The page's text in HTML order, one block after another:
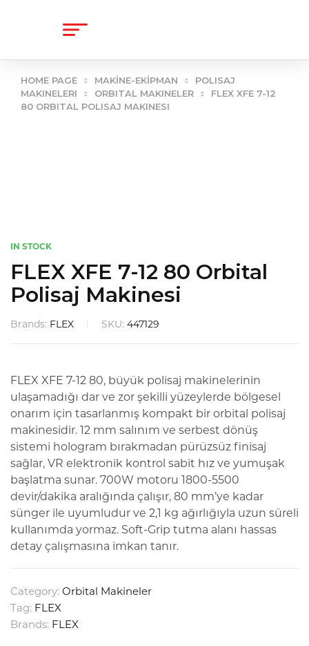
HOME PAGE MAKİNE-EKİPMAN
POLISAJ
MAKINELERI
ORBITAL MAKINELER
FLEX XFE 7-12
80 ORBITAL POLISAJ MAKINESI
IN STOCK
FLEX XFE 7-12 80 Orbital
Polisaj Makinesi
Brands: FLEX SKU: 447129
FLEX XFE 7-12 80, büyük polisaj makinelerinin
ulaşamadığı dar ve zor şekilli yüzeylerde bölgesel
onarım için tasarlanmış kompakt bir orbital polisaj
makinesidir. 12 mm salınım ve serbest dönüş
sistemi hologram bırakmadan pürüzsüz finisaj
sağlar, VR elektronik kontrol sabit hız ve yumuşak
başlatma sunar. 700W motoru 1800-5500
devir/dakika aralığında çalışır, 80 mm’ye kadar
sünger ile uyumludur ve 2,1 kg ağırlığıyla uzun süreli
kullanımda yormaz. Soft-Grip tutma alanı hassas
detay çalışmasına imkan tanır.
Category: Orbital Makineler
Tag: FLEX
Brands: FLEX